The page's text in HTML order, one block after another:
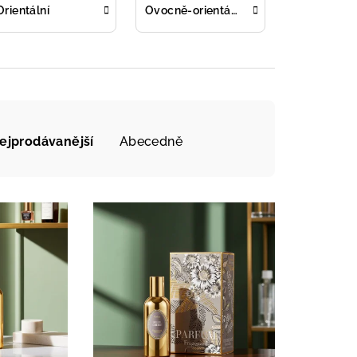
Ovocně-orientální
Abecedně